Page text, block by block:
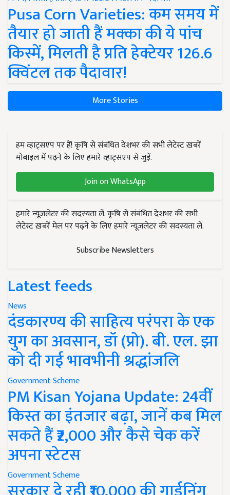
Pusa Corn Varieties: कम समय में
तैयार हो जाती हैं मक्का की ये पांच
किस्में, मिलती है प्रति हेक्टेयर 126.6
क्विंटल तक पैदावार!
More Stories
हम व्हाट्सएप पर हैं! कृषि से संबंधित देशभर की सभी लेटेस्ट ख़बरें
मोबाइल में पढ़ने के लिए हमारे व्हाट्सएप से जुड़ें.
Join on WhatsApp
हमारे न्यूज़लेटर की सदस्यता लें. कृषि से संबंधित देशभर की सभी
लेटेस्ट ख़बरें मेल पर पढ़ने के लिए हमारे न्यूज़लेटर की सदस्यता लें.
Subscribe Newsletters
Latest feeds
News
दंडकारण्य की साहित्य परंपरा के एक
युग का अवसान, डॉ (प्रो). बी. एल. झा
को दी गई भावभीनी श्रद्धांजलि
Government Scheme
PM Kisan Yojana Update: 24वीं
किस्त का इंतजार बढ़ा, जानें कब मिल
सकते हैं ₹2,000 और कैसे चेक करें
अपना स्टेटस
Government Scheme